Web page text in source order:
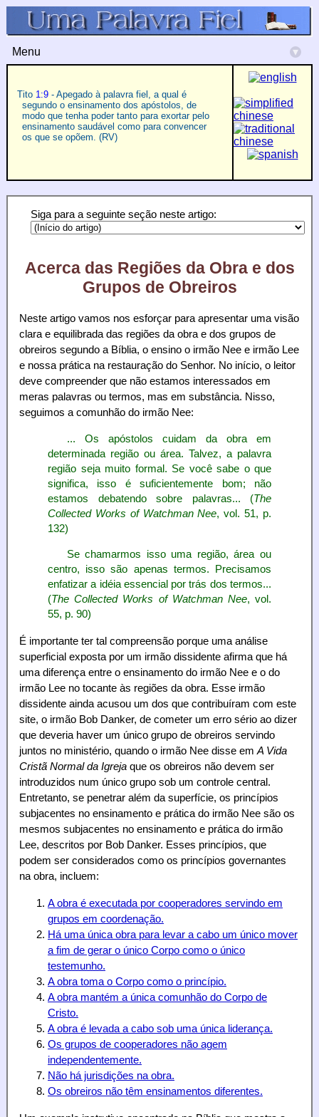
Menu ▾
Tito 1:9 - Apegado à palavra fiel, a qual é
segundo o ensinamento dos apóstolos, de
modo que tenha poder tanto para exortar pelo
ensinamento saudável como para convencer
os que se opõem. (RV)
Siga para a seguinte seção neste artigo:
Acerca das Regiões da Obra e dos
Grupos de Obreiros
Neste artigo vamos nos esforçar para apresentar uma visão
clara e equilibrada das regiões da obra e dos grupos de
obreiros segundo a Bíblia, o ensino o irmão Nee e irmão Lee
e nossa prática na restauração do Senhor. No início, o leitor
deve compreender que não estamos interessados em
meras palavras ou termos, mas em substância. Nisso,
seguimos a comunhão do irmão Nee:
... Os apóstolos cuidam da obra em
determinada região ou área. Talvez, a palavra
região seja muito formal. Se você sabe o que
significa, isso é suficientemente bom; não
estamos debatendo sobre palavras... (The
Collected Works of Watchman Nee, vol. 51, p.
132)
Se chamarmos isso uma região, área ou
centro, isso são apenas termos. Precisamos
enfatizar a idéia essencial por trás dos termos...
(The Collected Works of Watchman Nee, vol.
55, p. 90)
É importante ter tal compreensão porque uma análise
superficial exposta por um irmão dissidente afirma que há
uma diferença entre o ensinamento do irmão Nee e o do
irmão Lee no tocante às regiões da obra. Esse irmão
dissidente ainda acusou um dos que contribuíram com este
site, o irmão Bob Danker, de cometer um erro sério ao dizer
que deveria haver um único grupo de obreiros servindo
juntos no ministério, quando o irmão Nee disse em A Vida
Cristã Normal da Igreja que os obreiros não devem ser
introduzidos num único grupo sob um controle central.
Entretanto, se penetrar além da superfície, os princípios
subjacentes no ensinamento e prática do irmão Nee são os
mesmos subjacentes no ensinamento e prática do irmão
Lee, descritos por Bob Danker. Esses princípios, que
podem ser considerados como os princípios governantes
na obra, incluem:
A obra é executada por cooperadores servindo em
grupos em coordenação.
Há uma única obra para levar a cabo um único mover
a fim de gerar o único Corpo como o único
testemunho.
A obra toma o Corpo como o princípio.
A obra mantém a única comunhão do Corpo de
Cristo.
A obra é levada a cabo sob uma única liderança.
Os grupos de cooperadores não agem
independentemente.
Não há jurisdições na obra.
Os obreiros não têm ensinamentos diferentes.